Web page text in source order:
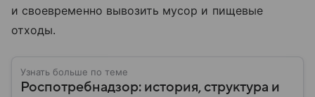
и своевременно вывозить мусор и пищевые
отходы.
Узнать больше по теме
Роспотребнадзор: история, структура и